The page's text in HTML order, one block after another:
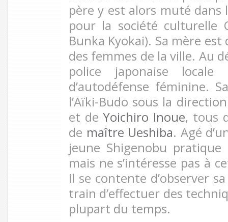
père y est alors muté dans
pour la société culturelle
Bunka Kyokai). Sa mère
des femmes de la ville. Au
police japonaise locale
d’autodéfense féminine.
l’Aïki-Budo sous la direction
et deYoichiro Inoue, tous
de maître Ueshiba. Agé
jeune Shigenobu
mais ne s’intéresse pas à
Il se contente d’observer
train d’effectuer des
plupart du temps.